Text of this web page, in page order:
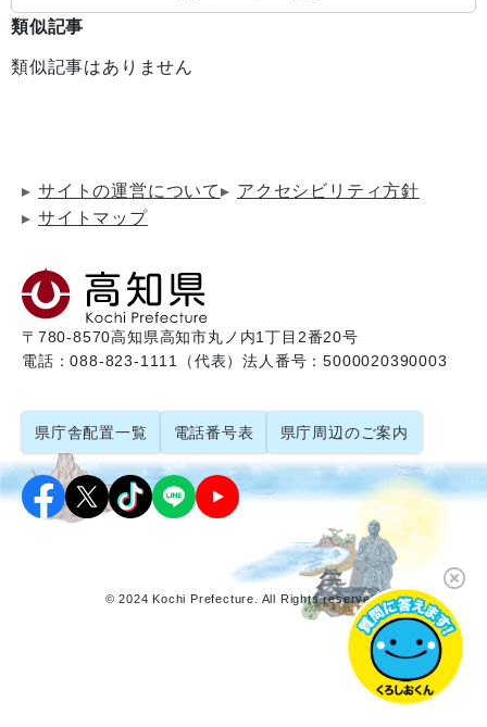
類似記事
類似記事はありません
サイトの運営について
アクセシビリティ方針
サイトマップ
〒780-8570高知県高知市丸ノ内1丁目2番20号
電話：088-823-1111（代表）法人番号：5000020390003
県庁舎配置一覧 電話番号表 県庁周辺のご案内
© 2024 Kochi Prefecture. All Rights reserved.